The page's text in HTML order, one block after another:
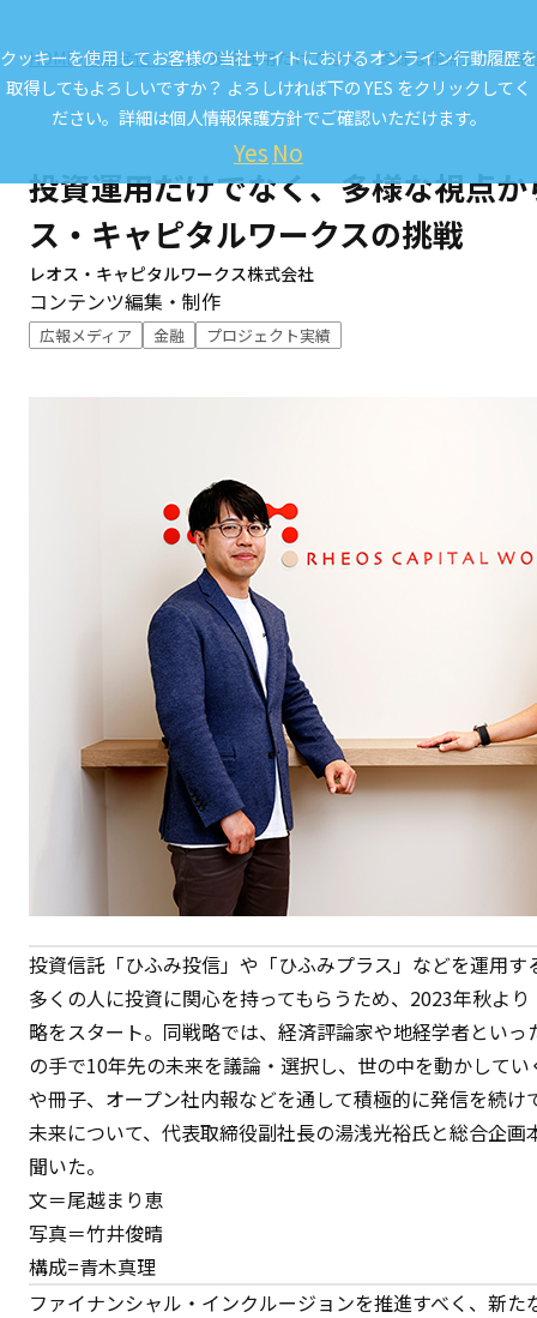
HOME 情報発信／CCL. 投資運用だけでなく、多様な視点からの
投資運用だけでなく、多様な視点
ス・キャピタルワークスの挑戦
レオス・キャピタルワークス株式会社
コンテンツ編集・制作
広報メディア 金融 プロジェクト実績
投資信託「ひふみ投信」や「ひふみプラス」などを運用
多くの人に投資に関心を持ってもらうため、2023年秋よ
略をスタート。同戦略では、経済評論家や地経学者とい
の手で10年先の未来を議論・選択し、世の中を動かして
や冊子、オープン社内報などを通して積極的に発信を続
未来について、代表取締役副社長の湯浅光裕氏と総合企
聞いた。
文＝尾越まり恵
写真＝竹井俊晴
構成=青木真理
ファイナンシャル・インクルージョンを推進すべく、新た
クッキーを使用してお客様の当社サイトにおけるオンライン行動履歴を
取得してもよろしいですか？ よろしければ下の YES をクリックしてく
ださい。詳細は個人情報保護方針でご確認いただけます。
Yes No